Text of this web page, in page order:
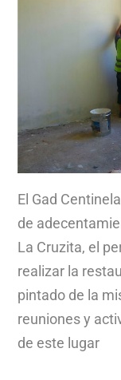
El Gad
de
La Cruzita, el
realizar la
pintado de la
reuniones y
de este lugar